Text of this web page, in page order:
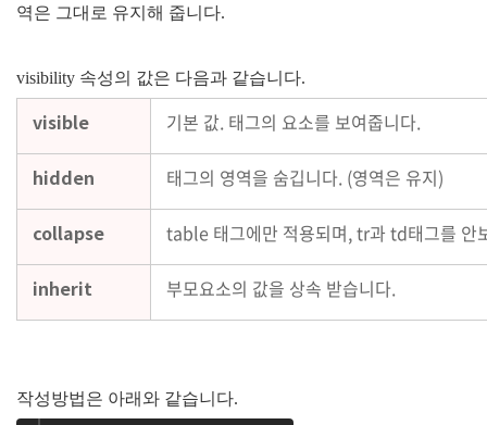
역은 그대로 유지해 줍니다.
visibility 속성의 값은 다음과 같습니다.
visible 기본 값. 태그의 요소를 보여줍니다.
hidden 태그의 영역을 숨깁니다. (영역은 유지)
collapse table 태그에만 적용되며, tr과 td태그를 안
inherit 부모요소의 값을 상속 받습니다.
작성방법은 아래와 같습니다.